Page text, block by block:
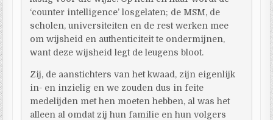
‘counter intelligence’ losgelaten; de MSM, de
scholen, universiteiten en de rest werken mee
om wijsheid en authenticiteit te ondermijnen,
want deze wijsheid legt de leugens bloot.
Zij, de aanstichters van het kwaad, zijn eigenlijk
in- en inzielig en we zouden dus in feite
medelijden met hen moeten hebben, al was het
alleen al omdat zij hun familie en hun volgers